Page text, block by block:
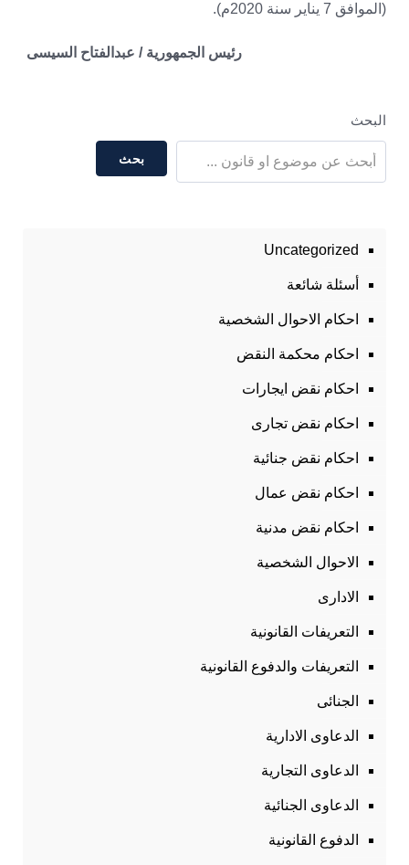
(الموافق 7 يناير سنة 2020م).
رئيس الجمهورية / عبدالفتاح السيسى
البحث
بحث
Uncategorized
أسئلة شائعة
احكام الاحوال الشخصية
احكام محكمة النقض
احكام نقض ايجارات
احكام نقض تجارى
احكام نقض جنائية
احكام نقض عمال
احكام نقض مدنية
الاحوال الشخصية
الادارى
التعريفات القانونية
التعريفات والدفوع القانونية
الجنائى
الدعاوى الادارية
الدعاوى التجارية
الدعاوى الجنائية
الدفوع القانونية